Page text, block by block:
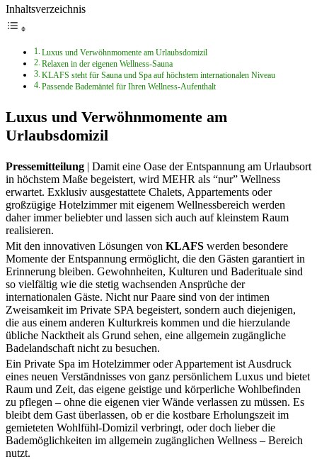
Inhaltsverzeichnis
Luxus und Verwöhnmomente am Urlaubsdomizil
Relaxen in der eigenen Wellness-Sauna
KLAFS steht für Sauna und Spa auf höchstem internationalen Niveau
Passende Bademäntel für Ihren Wellness-Aufenthalt
Luxus und Verwöhnmomente am
Urlaubsdomizil
Pressemitteilung | Damit eine Oase der Entspannung am Urlaubsort
in höchstem Maße begeistert, wird MEHR als “nur” Wellness
erwartet. Exklusiv ausgestattete Chalets, Appartements oder
großzügige Hotelzimmer mit eigenem Wellnessbereich werden
daher immer beliebter und lassen sich auch auf kleinstem Raum
realisieren.
Mit den innovativen Lösungen von KLAFS werden besondere
Momente der Entspannung ermöglicht, die den Gästen garantiert in
Erinnerung bleiben. Gewohnheiten, Kulturen und Baderituale sind
so vielfältig wie die stetig wachsenden Ansprüche der
internationalen Gäste. Nicht nur Paare sind von der intimen
Zweisamkeit im Private SPA begeistert, sondern auch diejenigen,
die aus einem anderen Kulturkreis kommen und die hierzulande
übliche Nacktheit als Grund sehen, eine allgemein zugängliche
Badelandschaft nicht zu besuchen.
Ein Private Spa im Hotelzimmer oder Appartement ist Ausdruck
eines neuen Verständnisses von ganz persönlichem Luxus und bietet
Raum und Zeit, das eigene geistige und körperliche Wohlbefinden
zu pflegen – ohne die eigenen vier Wände verlassen zu müssen. Es
bleibt dem Gast überlassen, ob er die kostbare Erholungszeit im
gemieteten Wohlfühl-Domizil verbringt, oder doch lieber die
Bademöglichkeiten im allgemein zugänglichen Wellness – Bereich
nutzt.